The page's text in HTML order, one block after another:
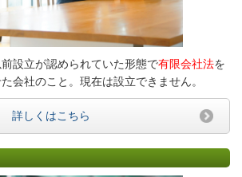
設立が認められていた形態で有限会社法を
会社のこと。現在は設立できません。
詳しくはこちら